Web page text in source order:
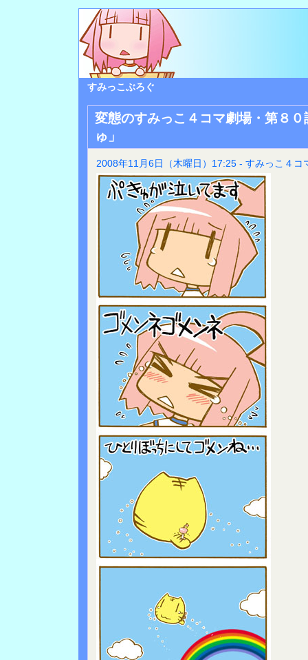
すみっこぶろぐ
変態のすみっこ４コマ劇場・第８
ゅ」
2008年11月6日（木曜日）17:25 - すみっこ４コ